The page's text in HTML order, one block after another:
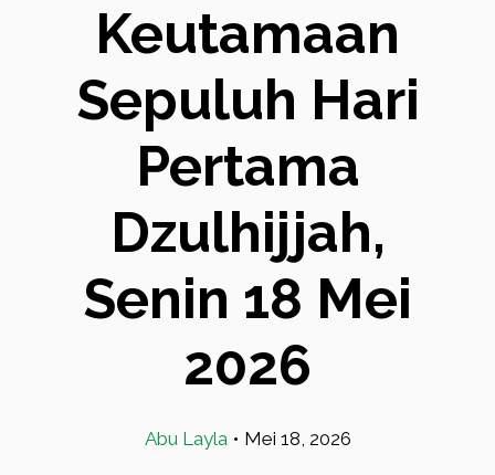
Keutamaan
Sepuluh Hari
Pertama
Dzulhijjah,
Senin 18 Mei
2026
Abu Layla • Mei 18, 2026